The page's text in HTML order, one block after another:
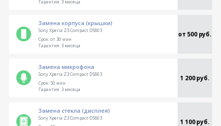
Гарантия:3 месяца
Замена корпуса (крышки)
Sony Xperia Z3 Compact D5803 от 500 руб.
Срок:от 30 мин
Гарантия:3 месяца
Замена микрофона
Sony Xperia Z3 Compact D5803 1 200 руб.
Срок:50 мин
Гарантия:3 месяца
Замена стекла (дисплея)
Sony Xperia Z3 Compact D5803 1 100 руб.